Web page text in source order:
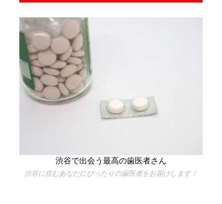
渋谷で出会う最高の歯医者さん
渋谷に住むあなたにぴったりの歯医者をお届けします！